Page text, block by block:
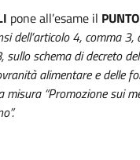
pone all’esame il
dell’articolo 4, comma 3,
schema di decreto
alimentare e delle
“Promozione sui